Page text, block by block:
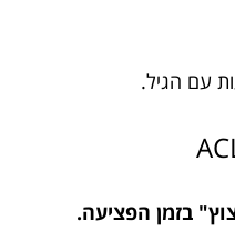
עם הגיל.
בזמן הפציעה.